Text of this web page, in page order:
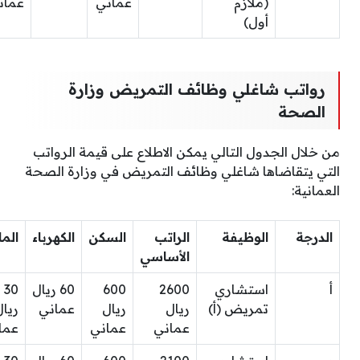
أول)
رواتب شاغلي وظائف التمريض وزارة
الصحة
من خلال الجدول التالي يمكن الاطلاع على قيمة الرواتب
التي يتقاضاها شاغلي وظائف التمريض في وزارة الصحة
العمانية:
الدرجة الوظيفة
الراتب
الأساسي
السكن الكهرباء
أ
استشاري
تمريض (أ)
2600
ريال
عماني
600
ريال
عماني
60 ريال
عماني
30